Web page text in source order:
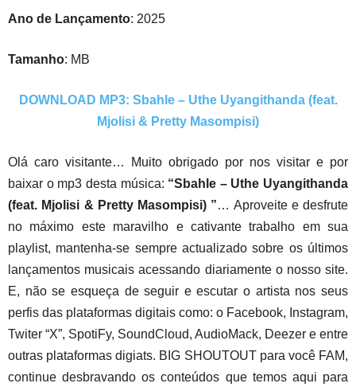
Ano de Lançamento: 2025
Tamanho: MB
DOWNLOAD MP3: Sbahle – Uthe Uyangithanda (feat.
Mjolisi & Pretty Masompisi)
Olá caro visitante… Muito obrigado por nos visitar e por
baixar o mp3 desta música: “Sbahle – Uthe Uyangithanda
(feat. Mjolisi & Pretty Masompisi) ”… Aproveite e desfrute
no máximo este maravilho e cativante trabalho em sua
playlist, mantenha-se sempre actualizado sobre os últimos
lançamentos musicais acessando diariamente o nosso site.
E, não se esqueça de seguir e escutar o artista nos seus
perfis das plataformas digitais como: o Facebook, Instagram,
Twiter “X”, SpotiFy, SoundCloud, AudioMack, Deezer e entre
outras plataformas digiats. BIG SHOUTOUT para você FAM,
continue desbravando os conteúdos que temos aqui para